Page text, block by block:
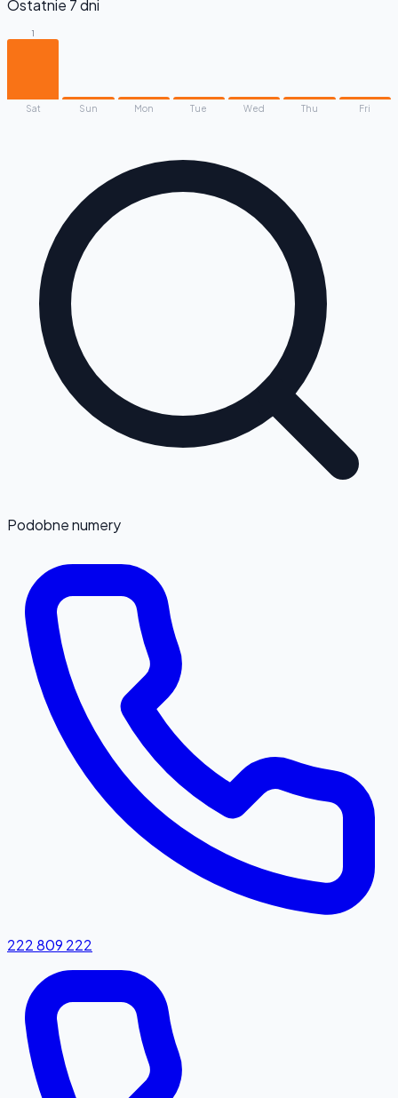
Ostatnie 7 dni
1
Sat Sun Mon Tue Wed Thu Fri
Podobne numery
222 809 222